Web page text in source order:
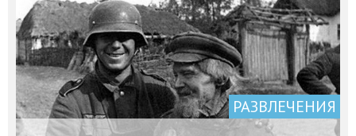
РАЗВЛЕЧЕНИЯ